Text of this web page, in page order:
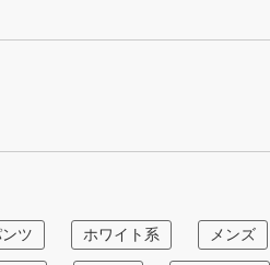
ツ ホワイト系 メンズ